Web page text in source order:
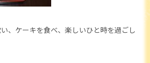
、ケーキを食べ、楽しいひと時を過ごし